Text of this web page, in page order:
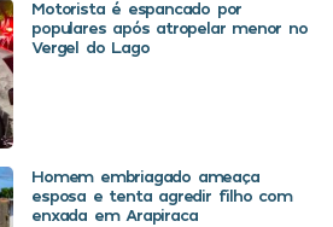
Motorista é espancado por
populares após atropelar menor no
Vergel do Lago
Homem embriagado ameaça
esposa e tenta agredir filho com
enxada em Arapiraca